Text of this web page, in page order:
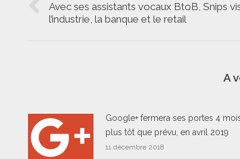
de
commentaire
Onglet
Avec ses assistants vocaux BtoB, Snips
l’industrie, la banque et le retail
A
Google+ fermera ses portes 4
plus tôt que prévu, en avril 2019
11 décembre 2018